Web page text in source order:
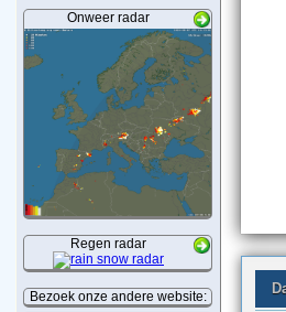
Onweer radar
Regen radar
Bezoek onze andere website: